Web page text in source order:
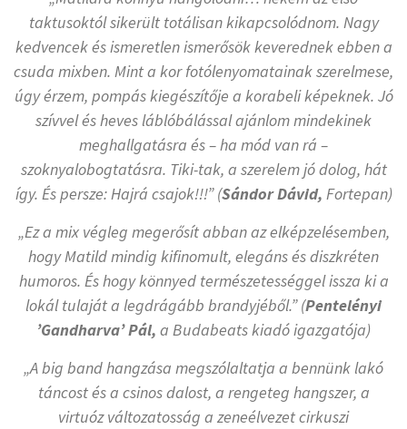
taktusoktól sikerült totálisan kikapcsolódnom. Nagy
kedvencek és ismeretlen ismerősök keverednek ebben a
csuda mixben. Mint a kor fotólenyomatainak szerelmese,
úgy érzem, pompás kiegészítője a korabeli képeknek. Jó
szívvel és heves láblóbálással ajánlom mindekinek
meghallgatásra és – ha mód van rá –
szoknyalobogtatásra. Tiki-tak, a szerelem jó dolog, hát
így. És persze: Hajrá csajok!!!” (Sándor Dávid, Fortepan)
„Ez a mix végleg megerősít abban az elképzelésemben,
hogy Matild mindig kifinomult, elegáns és diszkréten
humoros. És hogy könnyed természetességgel issza ki a
lokál tulaját a legdrágább brandyjéből.” (Pentelényi
’Gandharva’ Pál, a Budabeats kiadó igazgatója)
„A big band hangzása megszólaltatja a bennünk lakó
táncost és a csinos dalost, a rengeteg hangszer, a
virtuóz változatosság a zeneélvezet cirkuszi